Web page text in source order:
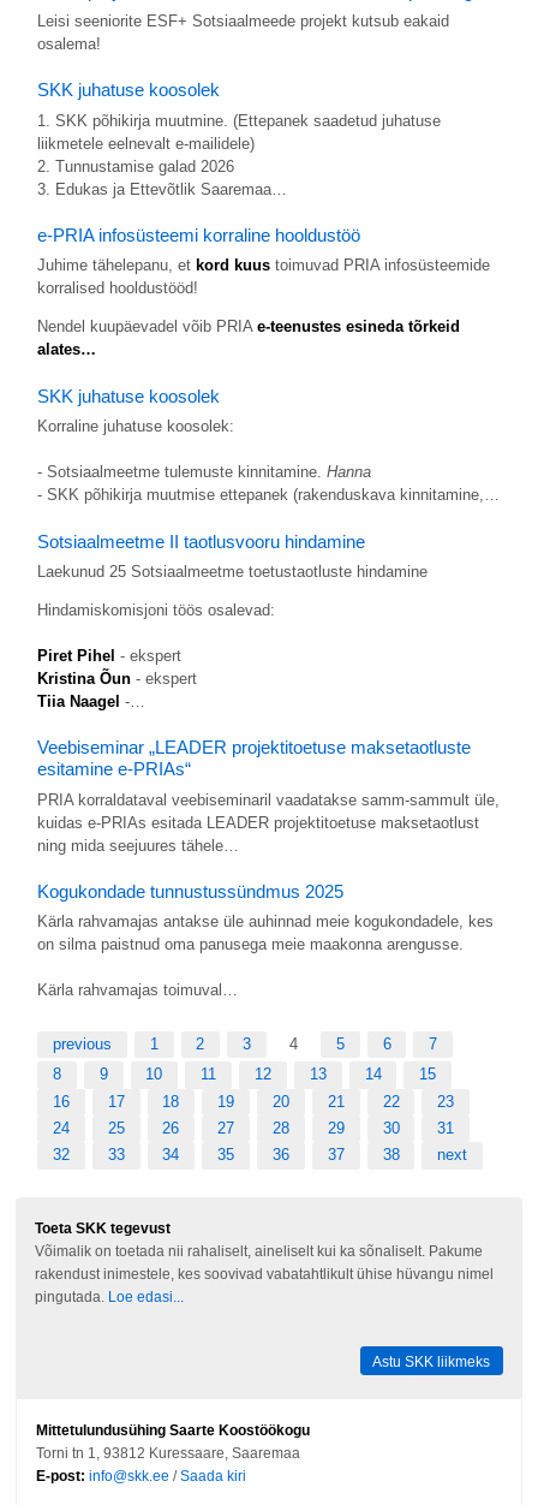
Leisi seeniorite ESF+ Sotsiaalmeede projekt kutsub eakaid
osalema!
SKK juhatuse koosolek
1. SKK põhikirja muutmine. (Ettepanek saadetud juhatuse
liikmetele eelnevalt e-mailidele)
2. Tunnustamise galad 2026
3. Edukas ja Ettevõtlik Saaremaa…
e-PRIA infosüsteemi korraline hooldustöö
Juhime tähelepanu, et kord kuustoimuvad PRIA infosüsteemide
korralised hooldustööd!
Nendel kuupäevadel võib PRIA e-teenustes esineda tõrkeid
alates…
SKK juhatuse koosolek
Korraline juhatuse koosolek:
- Sotsiaalmeetme tulemuste kinnitamine. Hanna
- SKK põhikirja muutmise ettepanek (rakenduskava kinnitamine,…
Sotsiaalmeetme II taotlusvooru hindamine
Laekunud 25 Sotsiaalmeetme toetustaotluste hindamine
Hindamiskomisjoni töös osalevad:
Piret Pihel - ekspert
Kristina Õun- ekspert
Tiia Naagel -…
Veebiseminar „LEADER projektitoetuse maksetaotluste
esitamine e-PRIAs“
PRIA korraldataval veebiseminaril vaadatakse samm-sammult üle,
kuidas e-PRIAs esitada LEADER projektitoetuse maksetaotlust
ning mida seejuures tähele…
Kogukondade tunnustussündmus 2025
Kärla rahvamajas antakse üle auhinnad meie kogukondadele, kes
on silma paistnud oma panusega meie maakonna arengusse.
Kärla rahvamajas toimuval…
previous 1 2 3 4 5 6
7
8
9 10 11 12 13 14
15
16
17 18 19 20 21 22
23
24
25 26 27 28 29 30
31
32
33 34 35 36 37 38 next
Toeta SKK tegevust
Võimalik on toetada nii rahaliselt, aineliselt kui ka sõnaliselt. Pakume
rakendust inimestele, kes soovivad vabatahtlikult ühise hüvangu nimel
pingutada. Loe edasi...
Astu SKK liikmeks
Mittetulundusühing Saarte Koostöökogu
Torni tn 1, 93812 Kuressaare, Saaremaa
E-post: info@skk.ee /Saada kiri